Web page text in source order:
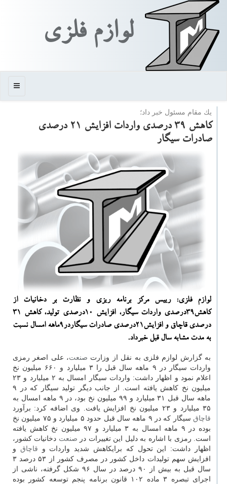
لوازم فلزی
منو
یك مقام مسئول خبر داد؛
كاهش ۳۹ درصدی واردات افزایش ۲۱ درصدی
صادرات سیگار
لوازم فلزی: رییس مركز برنامه ریزی و نظارت بر دخانیات از
كاهش۳۹درصدی واردات سیگار، افزایش ۱۰درصدی تولید، كاهش ۳۱
درصدی قاچاق و افزایش۲۱درصدی صادرات سیگاردر۹ماهه امسال نسبت
به مدت مشابه سال قبل خبرداد.
به گزارش لوازم فلزی به نقل از وزارت صنعت، علی اصغر رمزی
واردات سیگار در ۹ ماهه سال قبل را ۳ میلیارد و ۶۶۰ میلیون نخ
اعلام نمود و اظهار داشت: واردات سیگار امسال به ۲ میلیارد و ۲۳
میلیون نخ كاهش یافته است. از جانب دیگر تولید سیگار كه در ۹
ماهه سال قبل ۳۱ میلیارد و ۹۹ میلیون نخ بود، در ۹ ماهه امسال به
۳۵ میلیارد و ۲۳ میلیون نخ افزایش یافت. وی اضافه كرد: برآورد
قاچاق
سیگار كه در ۹ ماهه سال قبل حدود ۵ میلیارد و ۷۵ میلیون نخ
بوده در ۹ ماهه امسال به ۳ میلیارد و ۹۷ میلیون نخ كاهش یافته
است. رمزی با اشاره به دلیل این تغییرات در صنعت دخانیات كشور،
اظهار داشت: این تحول كه برای­­كاهش شدید واردات و قاچاق و
افزایش سهم تولیدات داخل كشور در مصرف كشور از ۵۳ درصد ۳
سال قبل به بیش از ۹۰ درصد در سال ۹۶ شكل گرفته، ناشی از
اجرای تبصره ۳ ماده ۱۰۲ قانون برنامه پنجم توسعه كشور بوده